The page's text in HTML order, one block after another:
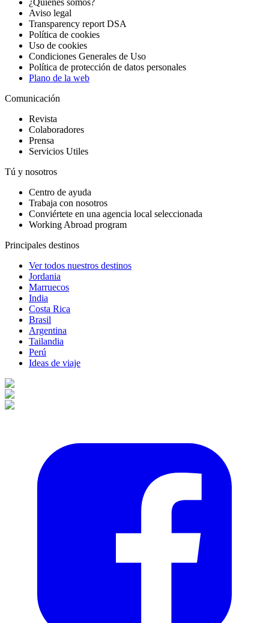
Aviso legal
Transparency report DSA
Política de cookies
Uso de cookies
Condiciones Generales de Uso
Política de protección de datos personales
Plano de la web
Comunicación
Revista
Colaboradores
Prensa
Servicios Utiles
Tú y nosotros
Centro de ayuda
Trabaja con nosotros
Conviértete en una agencia local seleccionada
Working Abroad program
Principales destinos
Ver todos nuestros destinos
Jordania
Marruecos
India
Costa Rica
Brasil
Argentina
Tailandia
Perú
Ideas de viaje